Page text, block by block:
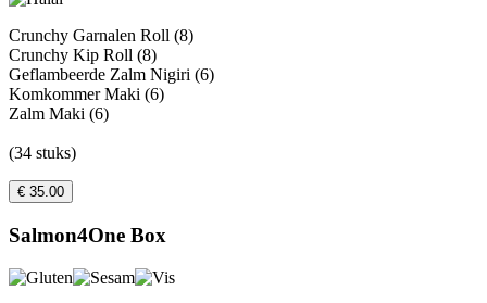
Crunchy Garnalen Roll (8)
Crunchy Kip Roll (8)
Geflambeerde Zalm Nigiri (6)
Komkommer Maki (6)
Zalm Maki (6)
(34 stuks)
€ 35.00
Salmon4One Box